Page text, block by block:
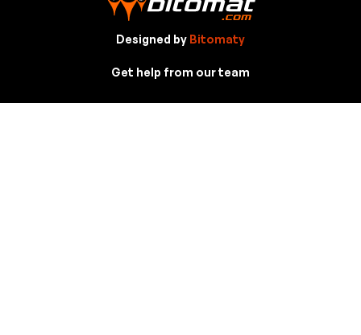
Designed by Bitomaty
Get help from our team